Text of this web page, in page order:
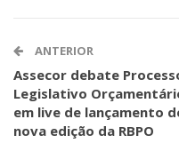
ANTERIOR
Assecor debate
Legislativo
em live de lançamento
nova edição da RBPO